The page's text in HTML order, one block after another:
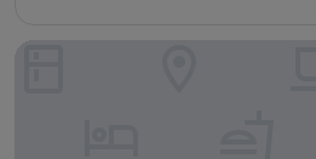
St. David's Hotels